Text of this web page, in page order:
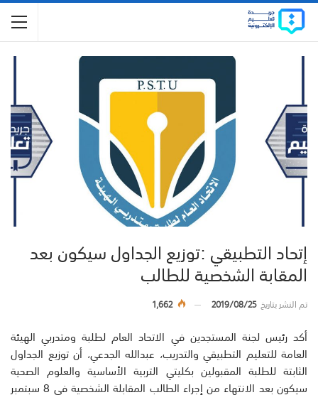
إتحاد التطبيقي :توزيع الجداول سيكون بعد
المقابة الشخصية للطالب
تم النشر بتاريخ2019/08/25
1,662
أكد رئيس لجنة المستجدين في الاتحاد العام لطلبة ومتدربي الهيئة
العامة للتعليم التطبيقي والتدريب، عبدالله الجدعي، أن توزيع الجداول
الثابتة للطلبة المقبولين بكليتي التربية الأساسية والعلوم الصحية
سيكون بعد الانتهاء من إجراء الطالب المقابلة الشخصية في 8 سبتمبر